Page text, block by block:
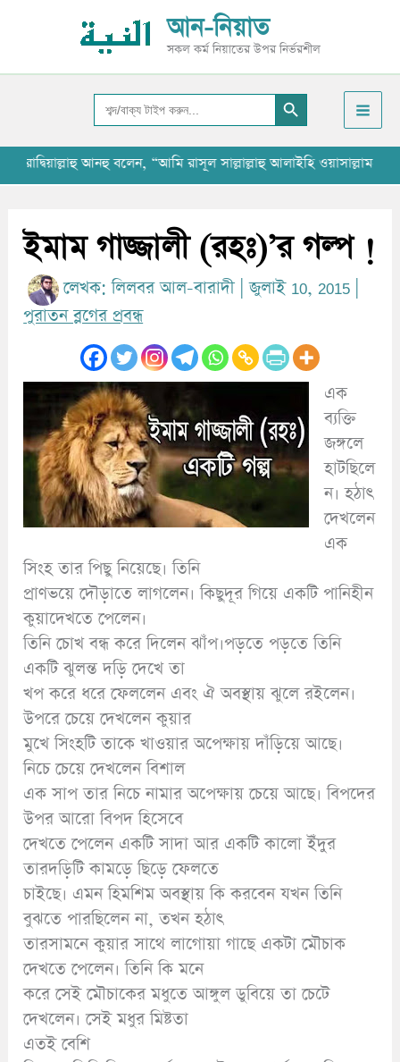
আন-নিয়াত
সকল কর্ম নিয়াতের উপর নির্ভরশীল
Search
for:
Search Button
আনহু বলেন, “আমি রাসূল সাল্লাল্লাহু আলাইহি ওয়াসাল্লাম-কে
ইমাম গাজ্জালী (রহঃ)’র গল্প !
লেখক: লিলবর আল-বারাদী |জুলাই 10, 2015
পুরাতন ব্লগের প্রবন্ধ
এক
ব্যক্তি
জঙ্গলে
হাটছিলে
ন। হঠাৎ
দেখলেন
এক
সিংহ তার পিছু নিয়েছে। তিনি
প্রাণভয়ে দৌড়াতে লাগলেন। কিছুদূর গিয়ে একটি পানিহীন
কুয়াদেখতে পেলেন।
তিনি চোখ বন্ধ করে দিলেন ঝাঁপ।পড়তে পড়তে তিনি
একটি ঝুলন্ত দড়ি দেখে তা
খপ করে ধরে ফেললেন এবং ঐ অবস্থায় ঝুলে রইলেন।
উপরে চেয়ে দেখলেন কুয়ার
মুখে সিংহটি তাকে খাওয়ার অপেক্ষায় দাঁড়িয়ে আছে।
নিচে চেয়ে দেখলেন বিশাল
এক সাপ তার নিচে নামার অপেক্ষায় চেয়ে আছে। বিপদের
উপর আরো বিপদ হিসেবে
দেখতে পেলেন একটি সাদা আর একটি কালো ইঁদুর
তারদড়িটি কামড়ে ছিড়ে ফেলতে
চাইছে। এমন হিমশিম অবস্থায় কি করবেন যখন তিনি
বুঝতে পারছিলেন না, তখন হঠাৎ
তারসামনে কুয়ার সাথে লাগোয়া গাছে একটা মৌচাক
দেখতে পেলেন। তিনি কি মনে
করে সেই মৌচাকের মধুতে আঙ্গুল ডুবিয়ে তা চেটে
দেখলেন। সেই মধুর মিষ্টতা
এতই বেশি
ই